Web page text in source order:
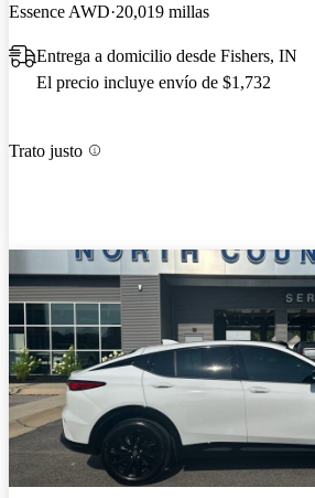
Essence AWD 20,019 millas
Entrega a domicilio desde Fishers, IN
El precio incluye envío de $1,732
Trato justo